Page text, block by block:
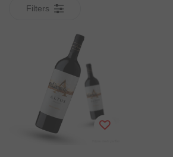
Filters